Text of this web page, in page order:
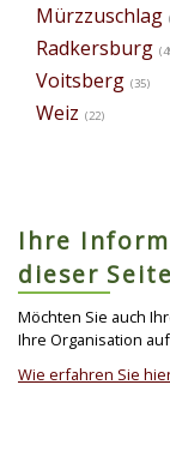
Mürzzuschlag
Radkersburg
Voitsberg (35)
Weiz (22)
Ihre
dieser
Möchten Sie auch
Ihre Organisation
Wie erfahren Sie